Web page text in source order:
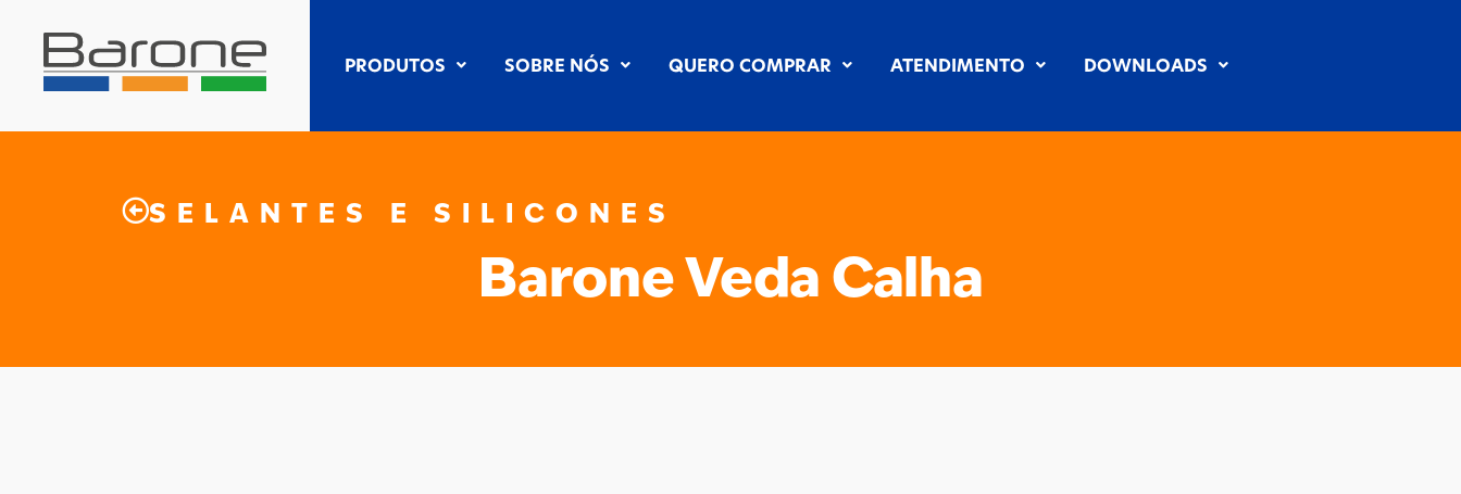
PRODUTOS SOBRE NÓS QUERO COMPRAR ATENDIMENTO DOWNLOADS
SELANTES E SILICONES
Barone Veda Calha